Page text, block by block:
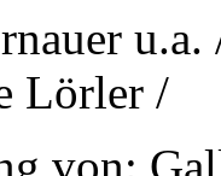
u.a.
Lörler /